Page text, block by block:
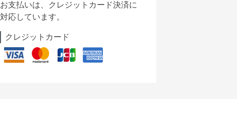
お支払いは、クレジットカード決済に
対応しています。
クレジットカード